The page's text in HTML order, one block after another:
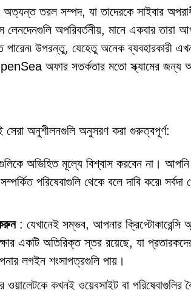
তরল সম্পদ, যা তাদেরকে সাইবার
অপরিবর্তনীয়, মানে একবার তারা
উপরন্তু, যেহেতু অনেক ব্যবহারকারী এখনও
অফার সতর্কতার মতো স্ক্যামের জন্য
অনুশীলনগুলি অনুসরণ করা গুরুত্বপূর্ণ:
অভিহিত মূল্যে বিশ্বাস করবেন না। আপনি
পরিষেবাগুলি থেকে বলে দাবি করে৷
: যেখানেই সম্ভব, আপনার ক্রিপ্টোকারেন্সি
একটি অতিরিক্ত স্তর রয়েছে, যা
লগইন শংসাপত্রগুলি পায়।
কখনই ওয়েবসাইট বা পরিষেবাগুলির